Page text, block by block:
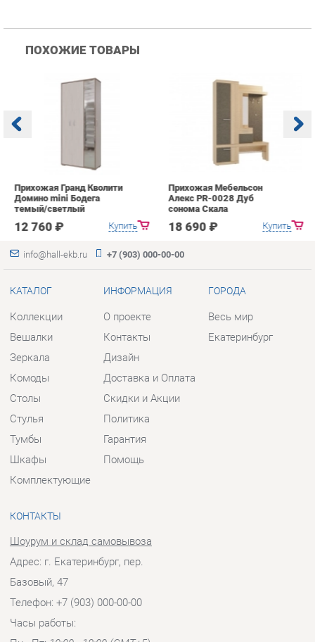
Прихожая Гранд Кволити
Домино mini Бодега
12 760 ₽ Купить
Прихожая Мебельсон
Алекс PR-0028 Дуб
Коллекции
Вешалки
Комоды
Тумбы
Шкафы
Комплектующие
О проекте
Контакты
Доставка и Оплата
Гарантия
Помощь
Весь мир
Екатеринбург
КОНТАКТЫ
Шоурум и склад самовывоза
Адрес: г. Екатеринбург, пер.
Базовый, 47
Телефон: +7 (903) 000-00-00
Пн - Пт:10:00 - 18:00 (GMT+5)
Отправить сообщение